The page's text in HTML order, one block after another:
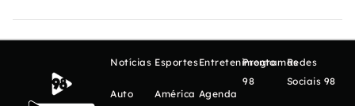
Notícias
Auto
Esportes
América
Entretenimento
Agenda
Programas
98
Redes
Sociais 98